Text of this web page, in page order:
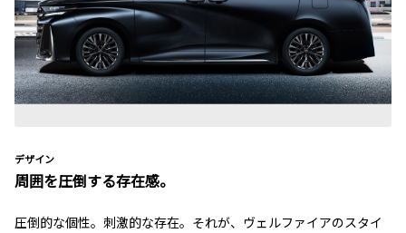
デザイン
周囲を圧倒する存在感。
圧倒的な個性。刺激的な存在。それが、ヴェルファイアのスタイ